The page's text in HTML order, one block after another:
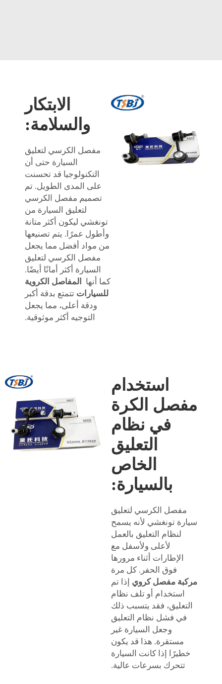
الابتكار
والسلامة:
مفصل الكرسي لتعليق
السيارة حتى أن
التكنولوجيا قد تحسنت
على المدى الطويل. تم
تصميم مفصل الكرسي
لتعليق السيارة من
تونغشي ليكون أكثر متانة
وأطول عمرًا. يتم تصنيعها
من مواد أفضل مما يجعل
مفصل الكرسي لتعليق
السيارة أكثر أمانًا أيضًا.
كما أنها
المفاصل الكروية
للسيارات تتمتع بدقة أكبر
ودقة أعلى، مما يجعل
التوجيه أكثر موثوقية.
استخدام
مفصل الكرة
في نظام
التعليق
الخاص
بالسيارة:
مفصل الكرسي لتعليق
سيارة تونغشي لأنه يسمح
لنظام التعليق بالعمل
لأعلى ولأسفل مع
الإطارات أثناء مرورها
فوق الحفر. كل مرة
مركبة مفصل كروي إذا تم
استخدام أو تلف نظام
التعليق، فقد يتسبب ذلك
في فشل نظام التعليق
وجعل السيارة غير
مستقرة. هذا قد يكون
خطيرًا إذا كانت السيارة
تتحرك بسرعات عالية.